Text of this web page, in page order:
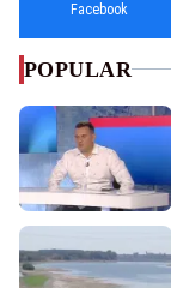
Facebook
POPULAR